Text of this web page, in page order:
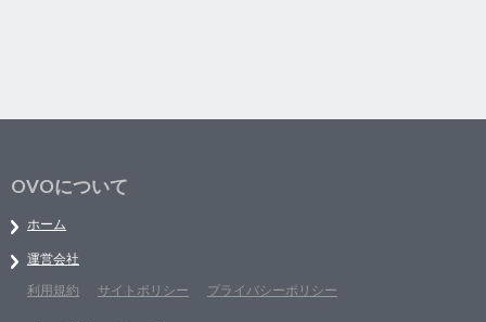
OVOについて
ホーム
運営会社
利用規約
サイトポリシー プライバシーポリシー